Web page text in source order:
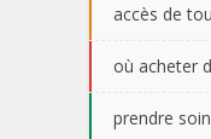
accès de
où acheter
prendre